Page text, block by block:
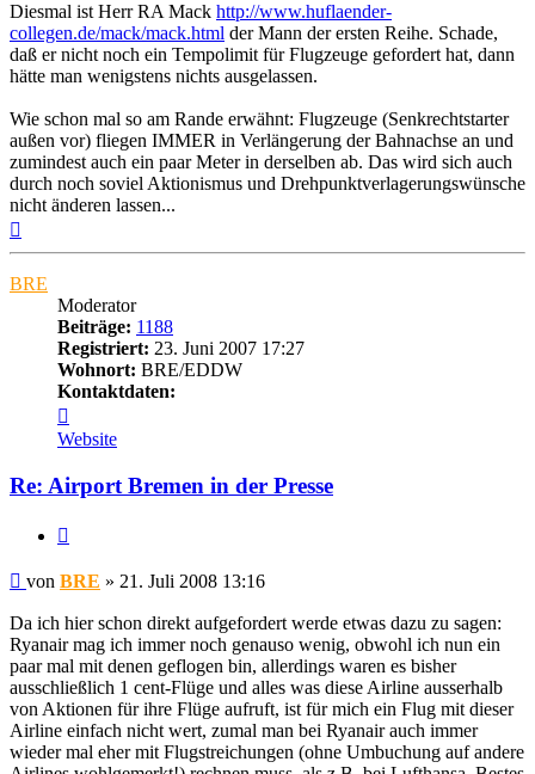
Diesmal ist Herr RA Mack http://www.huflaender-
collegen.de/mack/mack.html der Mann der ersten Reihe. Schade,
daß er nicht noch ein Tempolimit für Flugzeuge gefordert hat, dann
hätte man wenigstens nichts ausgelassen.
Wie schon mal so am Rande erwähnt: Flugzeuge (Senkrechtstarter
außen vor) fliegen IMMER in Verlängerung der Bahnachse an und
zumindest auch ein paar Meter in derselben ab. Das wird sich auch
durch noch soviel Aktionismus und Drehpunktverlagerungswünsche
nicht änderen lassen...
BRE
Moderator
Beiträge: 1188
Registriert: 23. Juni 2007 17:27
Wohnort: BRE/EDDW
Kontaktdaten:
von
BRE
Website
Re: Airport Bremen in der Presse
Ungelesener
von BRE » 21. Juli 2008 13:16
Da ich hier schon direkt aufgefordert werde etwas dazu zu sagen:
Ryanair mag ich immer noch genauso wenig, obwohl ich nun ein
paar mal mit denen geflogen bin, allerdings waren es bisher
ausschließlich 1 cent-Flüge und alles was diese Airline ausserhalb
von Aktionen für ihre Flüge aufruft, ist für mich ein Flug mit dieser
Airline einfach nicht wert, zumal man bei Ryanair auch immer
wieder mal eher mit Flugstreichungen (ohne Umbuchung auf andere